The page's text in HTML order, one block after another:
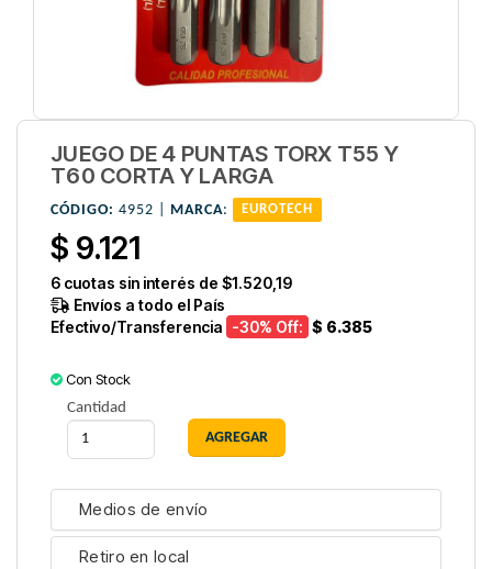
JUEGO DE 4 PUNTAS TORX T55 Y
T60 CORTA Y LARGA
CÓDIGO: 4952 | MARCA: EUROTECH
$ 9.121
6 cuotas sin interés de $1.520,19
Envíos a todo el País
Efectivo/Transferencia -30% Off: $ 6.385
Con Stock
Cantidad
Medios de envío
Retiro en local